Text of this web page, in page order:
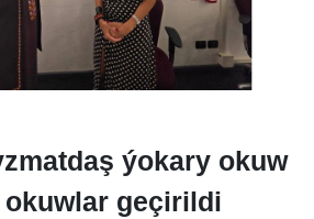
ýokary okuw
okuwlar geçirildi